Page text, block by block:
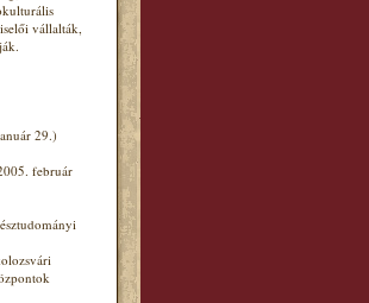
vállalták,
29.)
február